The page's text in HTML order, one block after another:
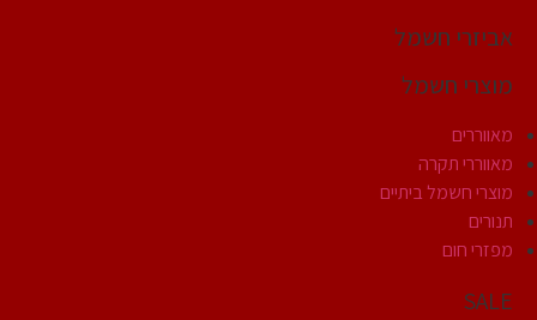
אביזרי חשמל
מוצרי חשמל
מאווררים
מאווררי תקרה
מוצרי חשמל ביתיים
תנורים
מפזרי חום
SALE